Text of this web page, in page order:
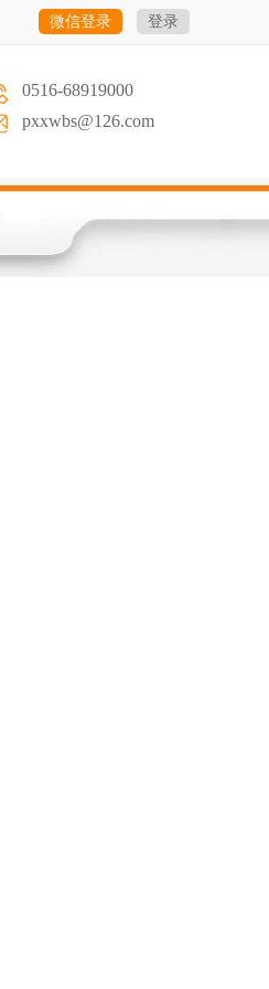
微信登录 登录
0516-68919000
pxxwbs@126.com